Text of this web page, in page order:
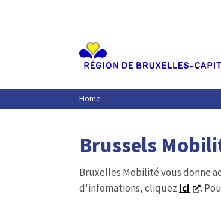
Home
Brussels
Bruxelles Mobilité vous donne
d'infomations, cliquez ici .